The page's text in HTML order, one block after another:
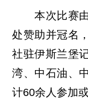
本次比赛由
处赞助并冠名
社驻伊斯兰堡
湾、中石油、
计60余人参加